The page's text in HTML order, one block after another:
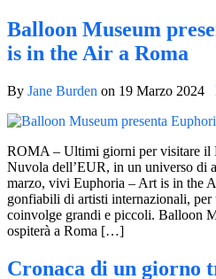
Balloon Museum
is in the Air a Roma
By Jane Burden on 19 Marzo 2024
ROMA – Ultimi giorni per visitare il
Nuvola dell’EUR, in un universo di
marzo, vivi Euphoria – Art is in the
gonfiabili di artisti internazionali, per
coinvolge grandi e piccoli. Balloon
ospiterà a Roma […]
Cronaca di un giorno